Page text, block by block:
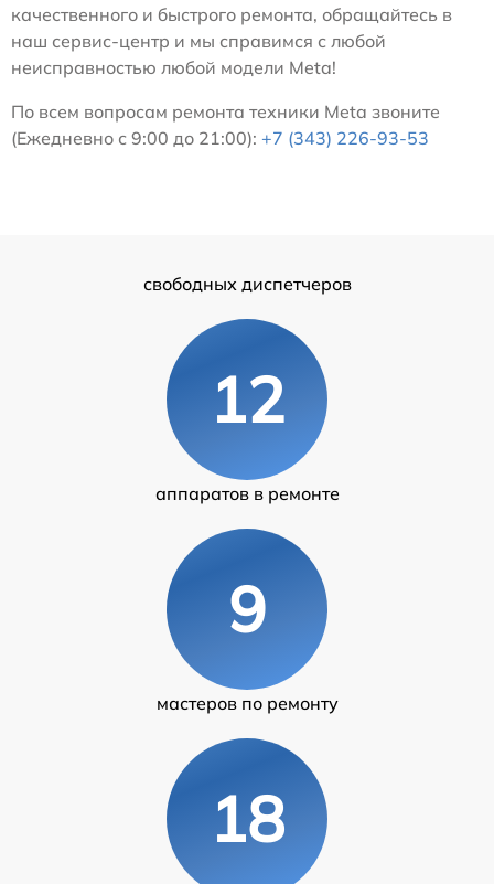
качественного и быстрого ремонта, обращайтесь в
наш сервис-центр и мы справимся с любой
неисправностью любой модели Meta!
По всем вопросам ремонта техники Meta звоните
(Ежедневно с 9:00 до 21:00): +7 (343) 226-93-53
свободных диспетчеров
12
аппаратов в ремонте
9
мастеров по ремонту
18